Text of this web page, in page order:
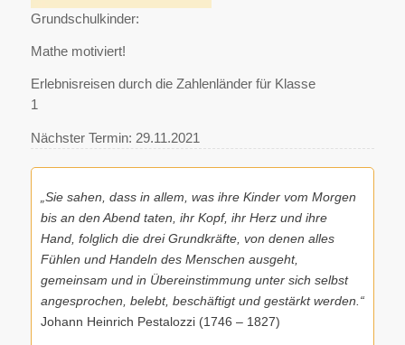
Grundschulkinder:
Mathe motiviert!
Erlebnisreisen durch die Zahlenländer für Klasse
1
Nächster Termin: 29.11.2021
„Sie sahen, dass in allem, was ihre Kinder vom Morgen
bis an den Abend taten, ihr Kopf, ihr Herz und ihre
Hand, folglich die drei Grundkräfte, von denen alles
Fühlen und Handeln des Menschen ausgeht,
gemeinsam und in Übereinstimmung unter sich selbst
angesprochen, belebt, beschäftigtund gestärkt werden.“
Johann Heinrich Pestalozzi (1746 – 1827)